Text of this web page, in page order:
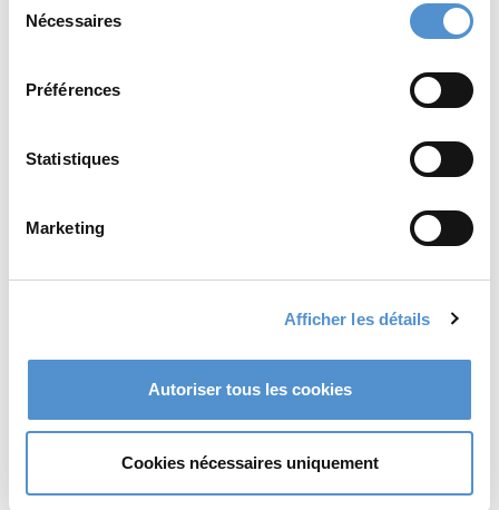
Nécessaires
Préférences
Statistiques
Marketing
Afficher les détails
Autoriser tous les cookies
Cookies nécessaires uniquement
Anterior SD
rond à triple
angulation,
Read more